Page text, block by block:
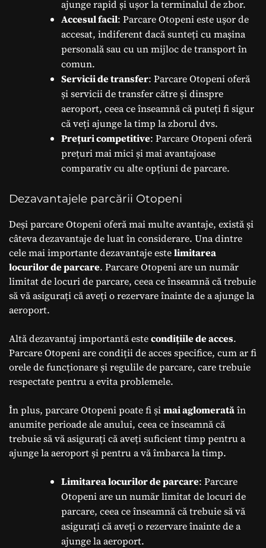
ajunge rapid și ușor la terminalul de zbor.
Accesul facil: Parcare Otopeni este ușor de
accesat, indiferent dacă sunteți cu mașina
personală sau cu un mijloc de transport în
comun.
Servicii de transfer: Parcare Otopeni oferă
și servicii de transfer către și dinspre
aeroport, ceea ce înseamnă că puteți fi sigur
că veți ajunge la timp la zborul dvs.
Prețuri competitive: Parcare Otopeni oferă
prețuri mai mici și mai avantajoase
comparativ cu alte opțiuni de parcare.
Dezavantajele parcării Otopeni
Deși parcare Otopeni oferă mai multe avantaje, există și
câteva dezavantaje de luat în considerare. Una dintre
cele mai importante dezavantaje estelimitarea
locurilor de parcare. Parcare Otopeni are un număr
limitat de locuri de parcare, ceea ce înseamnă că trebuie
să vă asigurați că aveți o rezervare înainte de a ajunge la
aeroport.
Altă dezavantaj importantă estecondițiile de acces.
Parcare Otopeni are condiții de acces specifice, cum ar fi
orele de funcționare și regulile de parcare, care trebuie
respectate pentru a evita problemele.
În plus, parcare Otopeni poate fi șimai aglomeratăîn
anumite perioade ale anului, ceea ce înseamnă că
trebuie să vă asigurați că aveți suficient timp pentru a
ajunge la aeroport și pentru a vă îmbarca la timp.
Limitarea locurilor de parcare: Parcare
Otopeni are un număr limitat de locuri de
parcare, ceea ce înseamnă că trebuie să vă
asigurați că aveți o rezervare înainte de a
ajunge la aeroport.